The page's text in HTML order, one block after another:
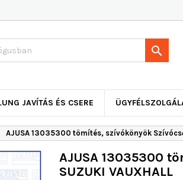

JAVÍTÁS ÉS CSERE
AJUSA 13035300 tömítés, szívókönyök Szívócső
AJUSA 13035300
SUZUKI VAUXHALL